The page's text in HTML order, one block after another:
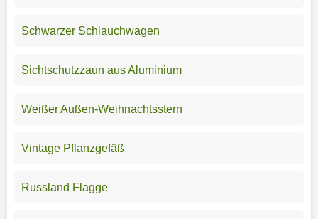
Schwarzer Schlauchwagen
Sichtschutzzaun aus Aluminium
Weißer Außen-Weihnachtsstern
Vintage Pflanzgefäß
Russland Flagge